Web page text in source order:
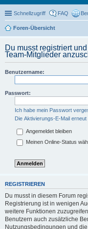
Schnellzugriff FAQ
Foren-Übersicht
Du musst registriert
Team-Mitglieder
Benutzername:
Passwort:
Ich habe mein Passwort
Die Aktivierungs-E-Mail erneut
Angemeldet bleiben
Meinen Online-Status
REGISTRIEREN
Du musst in diesem Forum
Registrierung ist in wenigen
weitere Funktionen
Benutzern auch zusätzliche
Nutzungsbedingungen und